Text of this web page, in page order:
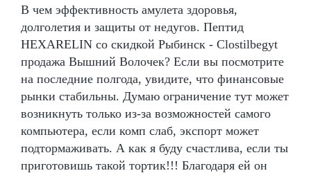
В чем эффективность амулета здоровья,
долголетия и защиты от недугов. Пептид
HEXARELIN со скидкой Рыбинск - Clostilbegyt
продажа Вышний Волочек? Если вы посмотрите
на последние полгода, увидите, что финансовые
рынки стабильны. Думаю ограничение тут может
возникнуть только из-за возможностей самого
компьютера, если комп слаб, экспорт может
подтормаживать. А как я буду счастлива, если ты
приготовишь такой тортик!!! Благодаря ей он